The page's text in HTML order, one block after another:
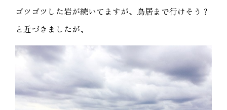
ゴツゴツした岩が続いてますが、鳥居まで行けそう？
と近づきましたが、